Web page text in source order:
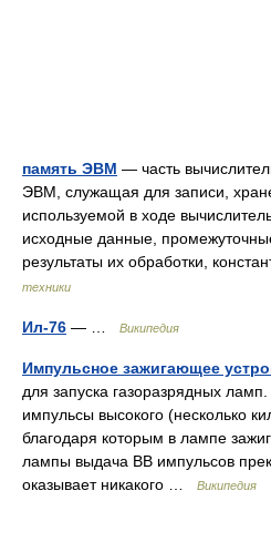
память ЭВМ — часть
ЭВМ, служащая для записи,
используемой в ходе
исходные данные,
результаты их обработки,
техники
Ил-76 — … Википедия
Импульсное зажигающее
для запуска газоразрядных
импульсы высокого (несколько
благодаря которым в лампе
лампы выдача ВВ импульсов
оказывает никакого …
Википедия